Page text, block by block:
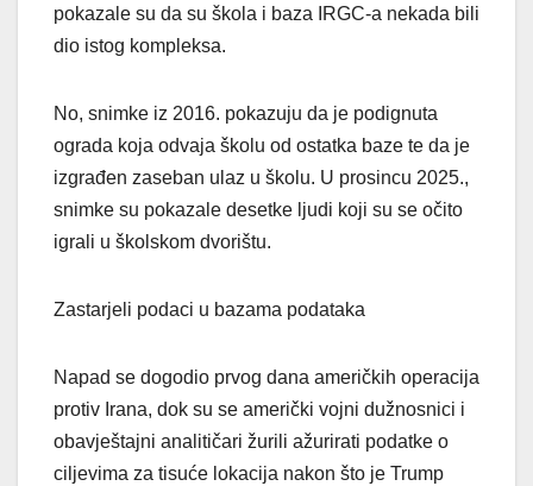
pokazale su da su škola i baza IRGC-a nekada bili
dio istog kompleksa.
No, snimke iz 2016. pokazuju da je podignuta
ograda koja odvaja školu od ostatka baze te da je
izgrađen zaseban ulaz u školu. U prosincu 2025.,
snimke su pokazale desetke ljudi koji su se očito
igrali u školskom dvorištu.
Zastarjeli podaci u bazama podataka
Napad se dogodio prvog dana američkih operacija
protiv Irana, dok su se američki vojni dužnosnici i
obavještajni analitičari žurili ažurirati podatke o
ciljevima za tisuće lokacija nakon što je Trump